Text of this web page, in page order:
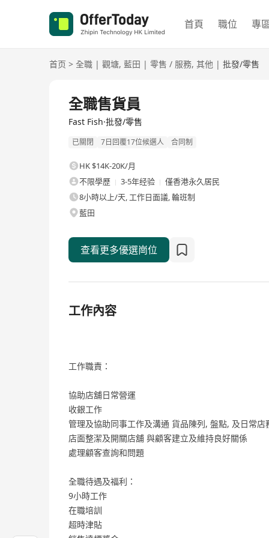
首頁 職位 專
首页 > 全職 | 觀塘, 藍田 | 零售 / 服務, 其他 | 批發/零售
全職售貨員
Fast Fish·批發/零售
已關閉 7日回覆17位候選人 合同制
HK $14K-20K/月
不限學歷
3-5年经验
僅香港永久居民
8小時以上/天, 工作日面議, 輪班制
藍田
查看更多優選崗位
工作內容
工作職責：
協助店舖日常營運
收銀工作
管理及協助同事工作及溝通 貨品陳列, 盤點, 及日常店
店面整潔及開關店舖 與顧客建立及維持良好關係
處理顧客查詢和問題
全職待遇及福利：
9小時工作
在職培訓
超時津貼